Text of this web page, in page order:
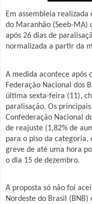
Em assembleia realizada
do Maranhão (Seeb-MA)
após 26 dias de
normalizada a partir da
A medida acontece após
Federação Nacional dos
última sexta-feira (11),
paralisação. Os
Confederação Nacional
de reajuste (1,82% de
para o piso da categoria,
greve de até uma hora
o dia 15 de dezembro.
A proposta só não foi
Nordeste do Brasil (BNB)